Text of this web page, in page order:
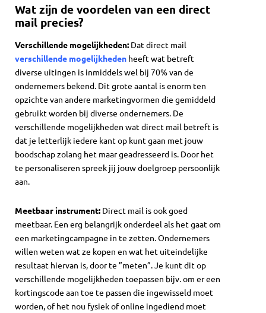
Wat zijn de voordelen van een direct
mail precies?
Verschillende mogelijkheden: Dat direct mail
verschillende mogelijkheden heeft wat betreft
diverse uitingen is inmiddels wel bij 70% van de
ondernemers bekend. Dit grote aantal is enorm ten
opzichte van andere marketingvormen die gemiddeld
gebruikt worden bij diverse ondernemers. De
verschillende mogelijkheden wat direct mail betreft is
dat je letterlijk iedere kant op kunt gaan met jouw
boodschap zolang het maar geadresseerd is. Door het
te personaliseren spreek jij jouw doelgroep persoonlijk
aan.
Meetbaar instrument: Direct mail is ook goed
meetbaar. Een erg belangrijk onderdeel als het gaat om
een marketingcampagne in te zetten. Ondernemers
willen weten wat ze kopen en wat het uiteindelijke
resultaat hiervan is, door te ”meten”. Je kunt dit op
verschillende mogelijkheden toepassen bijv. om er een
kortingscode aan toe te passen die ingewisseld moet
worden, of het nou fysiek of online ingediend moet